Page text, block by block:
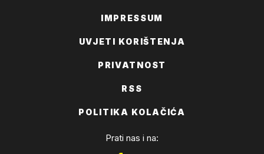
IMPRESSUM
UVJETI KORIŠTENJA
PRIVATNOST
RSS
POLITIKA KOLAČIĆA
Prati nas i na: